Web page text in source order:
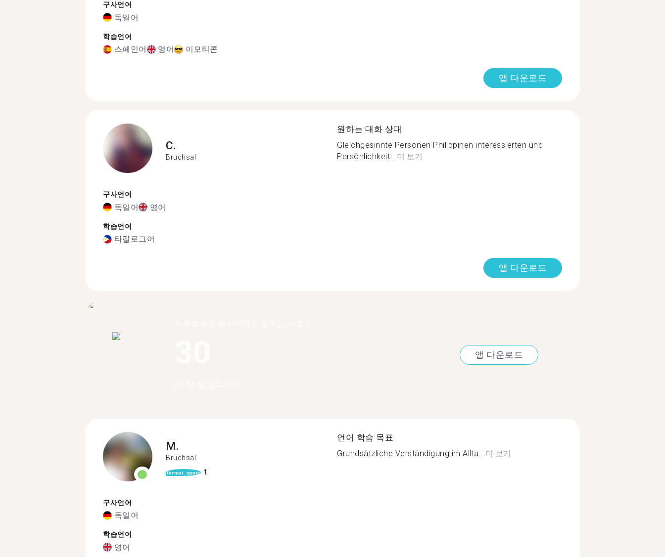
구사언어
독일어
학습언어
스페인어 영어 이모티콘
앱 다운로드
C.
Bruchsal
구사언어
독일어 영어
학습언어
타갈로그어
원하는 대화 상대
Gleichgesinnte Personen Philippinen interessierten und
Persönlichkeit...더 보기
앱 다운로드
앱 다운로드
M.
Bruchsal
format_quote 1
구사언어
독일어
학습언어
영어
언어 학습 목표
Grundsätzliche Verständigung im Allta... 더 보기